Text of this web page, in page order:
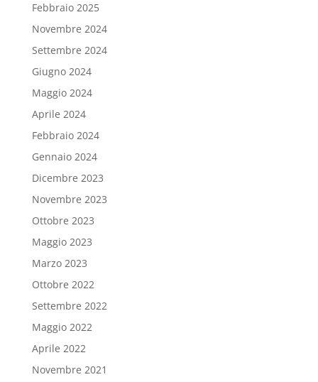
Febbraio 2025
Novembre 2024
Settembre 2024
Giugno 2024
Maggio 2024
Aprile 2024
Febbraio 2024
Gennaio 2024
Dicembre 2023
Novembre 2023
Ottobre 2023
Maggio 2023
Marzo 2023
Ottobre 2022
Settembre 2022
Maggio 2022
Aprile 2022
Novembre 2021